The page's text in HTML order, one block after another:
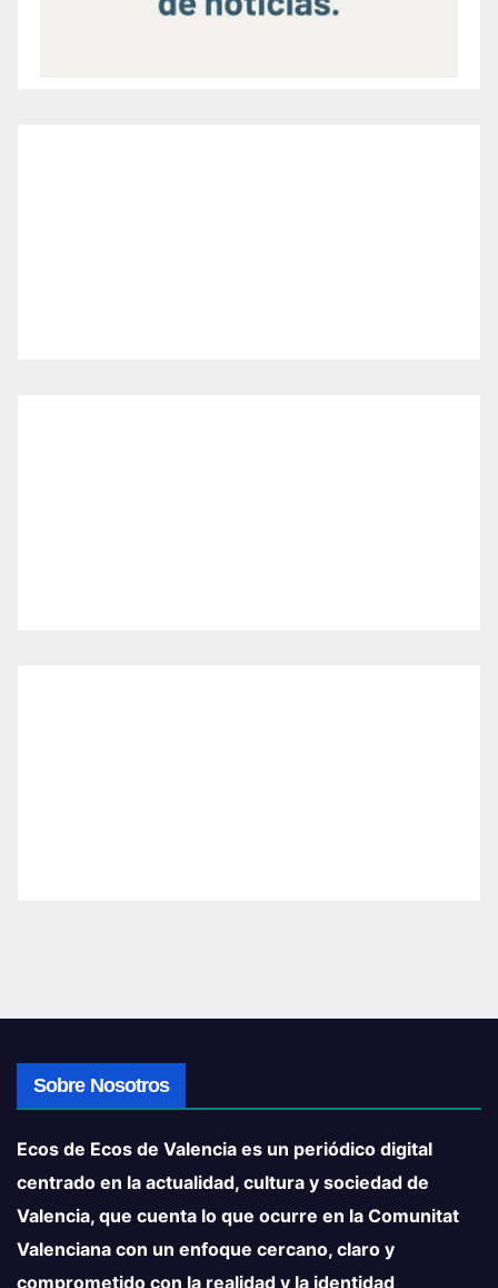
Sobre Nosotros
Ecos de Ecos de Valencia es un periódico digital
centrado en la actualidad, cultura y sociedad de
Valencia, que cuenta lo que ocurre en la Comunitat
Valenciana con un enfoque cercano, claro y
comprometido con la realidad y la identidad